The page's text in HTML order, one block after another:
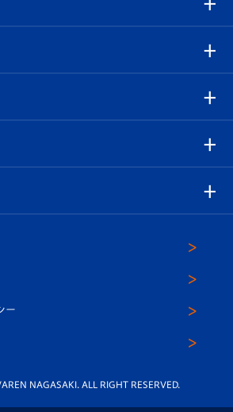
ル
イド
おもてなしガイド
ンクラブ）
ート
プ
スタグラム
ー
NAGASAKI. ALL RIGHT RESERVED.